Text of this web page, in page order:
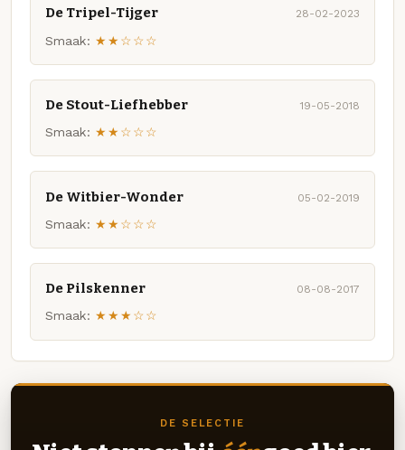
De Tripel-Tijger 28-02-2023
Smaak: ★★☆☆☆
De Stout-Liefhebber 19-05-2018
Smaak: ★★☆☆☆
De Witbier-Wonder 05-02-2019
Smaak: ★★☆☆☆
De Pilskenner 08-08-2017
Smaak: ★★★☆☆
DE SELECTIE